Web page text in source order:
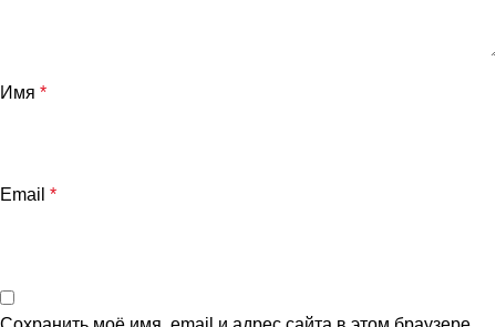
Имя *
Email *